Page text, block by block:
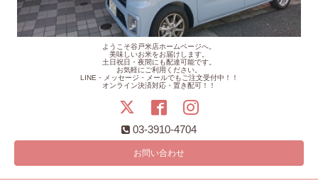
ようこそ谷戸米店ホームページへ。
美味しいお米をお届けします。
土日祝日・夜間にも配達可能です。
お気軽にご利用ください。
LINE・メッセージ・メールでもご注文受付中！！
オンライン決済対応・置き配可！！
03-3910-4704
お問い合わせ